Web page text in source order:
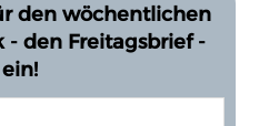
den wöchentlichen
den Freitagsbrief -
ein!